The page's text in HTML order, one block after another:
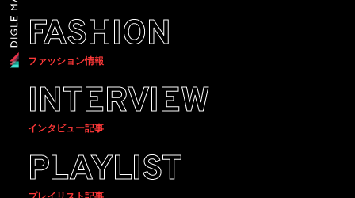
FASHION
ファッション情報
INTERVIEW
インタビュー記事
PLAYLIST